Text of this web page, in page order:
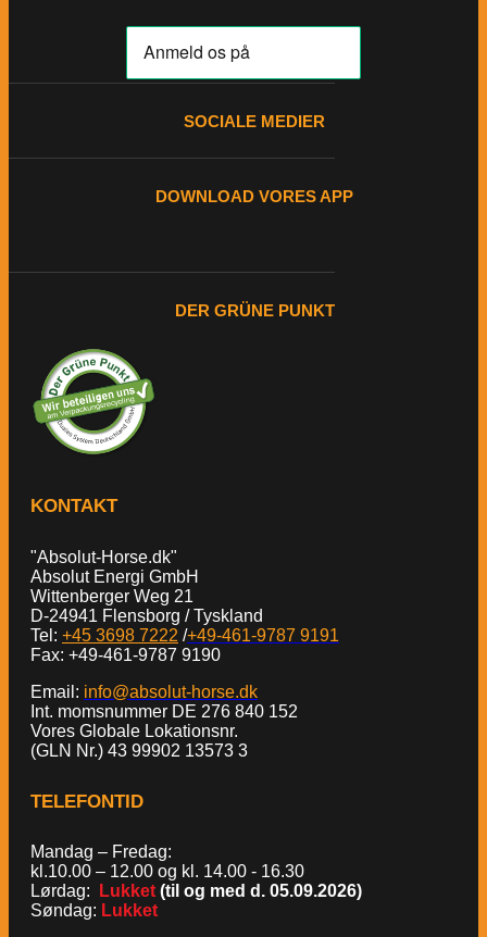
SOCIALE MEDIER
DOWNLOAD VORES APP
DER GRÜNE PUNKT
KONTAKT
"Absolut-Horse.dk"
Absolut Energi GmbH
Wittenberger Weg 21
D-24941 Flensborg / Tyskland
Tel: +45 3698 7222 /+49-461-9787 9191
Fax: +49-461-9787 9190
Email: info@absolut-horse.dk
Int. momsnummer DE 276 840 152
Vores Globale Lokationsnr.
(GLN Nr.) 43 99902 13573 3
TELEFONTID
Mandag – Fredag:
kl.10.00 – 12.00 og kl. 14.00 - 16.30
Lørdag:
Lukket (til og med d. 05.09.2026)
Søndag: Lukket